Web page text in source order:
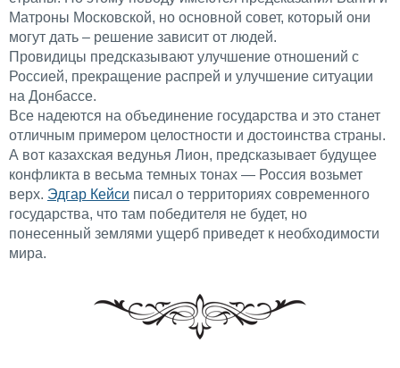
Матроны Московской, но основной совет, который они
могут дать – решение зависит от людей.
Провидицы предсказывают улучшение отношений с
Россией, прекращение распрей и улучшение ситуации
на Донбассе.
Все надеются на объединение государства и это станет
отличным примером целостности и достоинства страны.
А вот казахская ведунья Лион, предсказывает будущее
конфликта в весьма темных тонах — Россия возьмет
верх. Эдгар Кейси писал о территориях современного
государства, что там победителя не будет, но
понесенный землями ущерб приведет к необходимости
мира.